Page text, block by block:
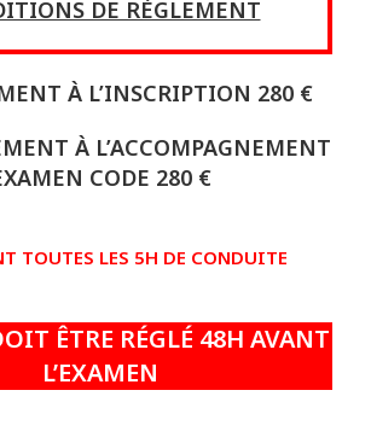
DE RÈGLEMENT
À L’INSCRIPTION 280 €
À L’ACCOMPAGNEMENT
CODE 280 €
TOUTES LES 5H DE CONDUITE
ÊTRE RÉGLÉ 48H AVANT
L’EXAMEN